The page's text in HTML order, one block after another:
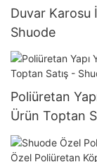
Duvar Karosu
Shuode
Poliüretan
Ürün Toptan